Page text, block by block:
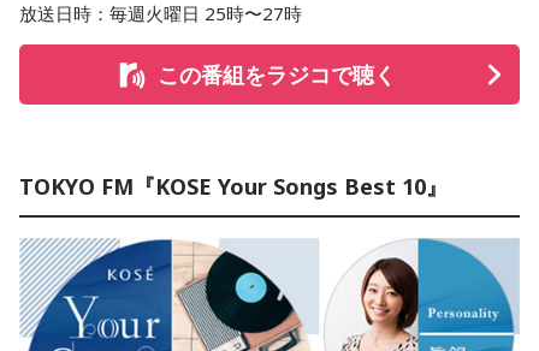
放送日時：毎週火曜日 25時〜27時
この番組をラジコで聴く
TOKYO FM『KOSE Your Songs Best 10』